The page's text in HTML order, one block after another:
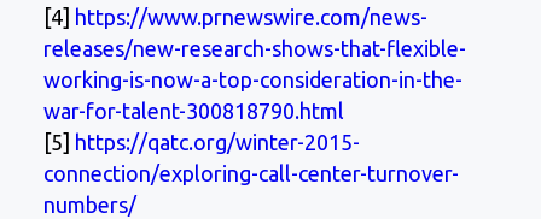
[4] https://www.prnewswire.com/news-
releases/new-research-shows-that-flexible-
working-is-now-a-top-consideration-in-the-
war-for-talent-300818790.html
[5] https://qatc.org/winter-2015-
connection/exploring-call-center-turnover-
numbers/